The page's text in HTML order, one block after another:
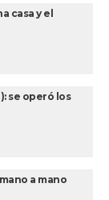
casa y el
se operó los
a mano